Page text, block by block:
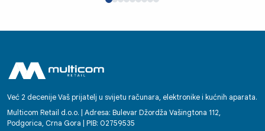
Već 2 decenije Vaš prijatelj u svijetu računara, elektronike i kućnih aparata.
Multicom Retail d.o.o. | Adresa: Bulevar Džordža Vašingtona 112,
Podgorica, Crna Gora | PIB: 02759535